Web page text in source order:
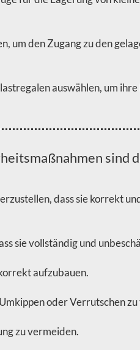
den Zugang zu den
auswählen, um
sind
dass sie korrekt
sie vollständig und
aufzubauen.
oder Verrutschen
zu vermeiden.